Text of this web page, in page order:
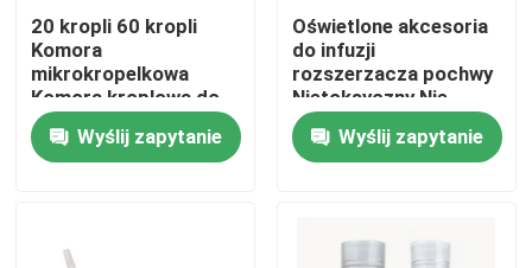
Dom
Produkty
O nas
20 kropli 60 kropli
Komora
mikrokropelkowa
Komora kroplowa do
wężyków dożylnych
Wyślij zapytanie
Oświetlone akcesoria
do infuzji
rozszerzacza pochwy
Nietoksyczny Nie
drażniący
Wyślij zapytanie